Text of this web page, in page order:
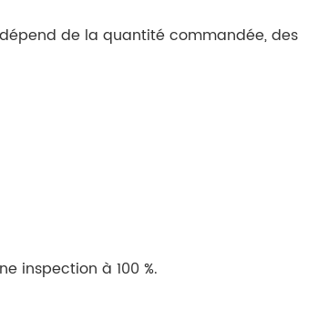
de la quantité commandée, des
inspection à 100 %.